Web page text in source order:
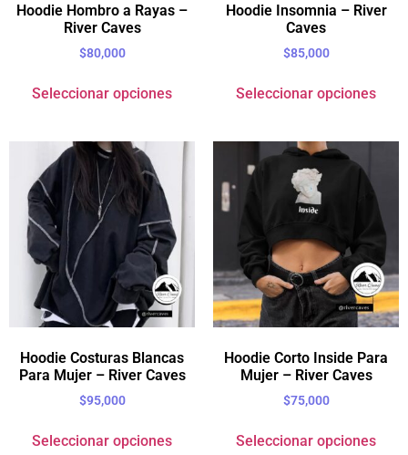
Hoodie Hombro a Rayas –
River Caves
$80,000
Seleccionar opciones
Hoodie Insomnia – River
Caves
$85,000
Seleccionar opciones
Hoodie Costuras Blancas
Para Mujer – River Caves
$95,000
Seleccionar opciones
Hoodie Corto Inside Para
Mujer – River Caves
$75,000
Seleccionar opciones